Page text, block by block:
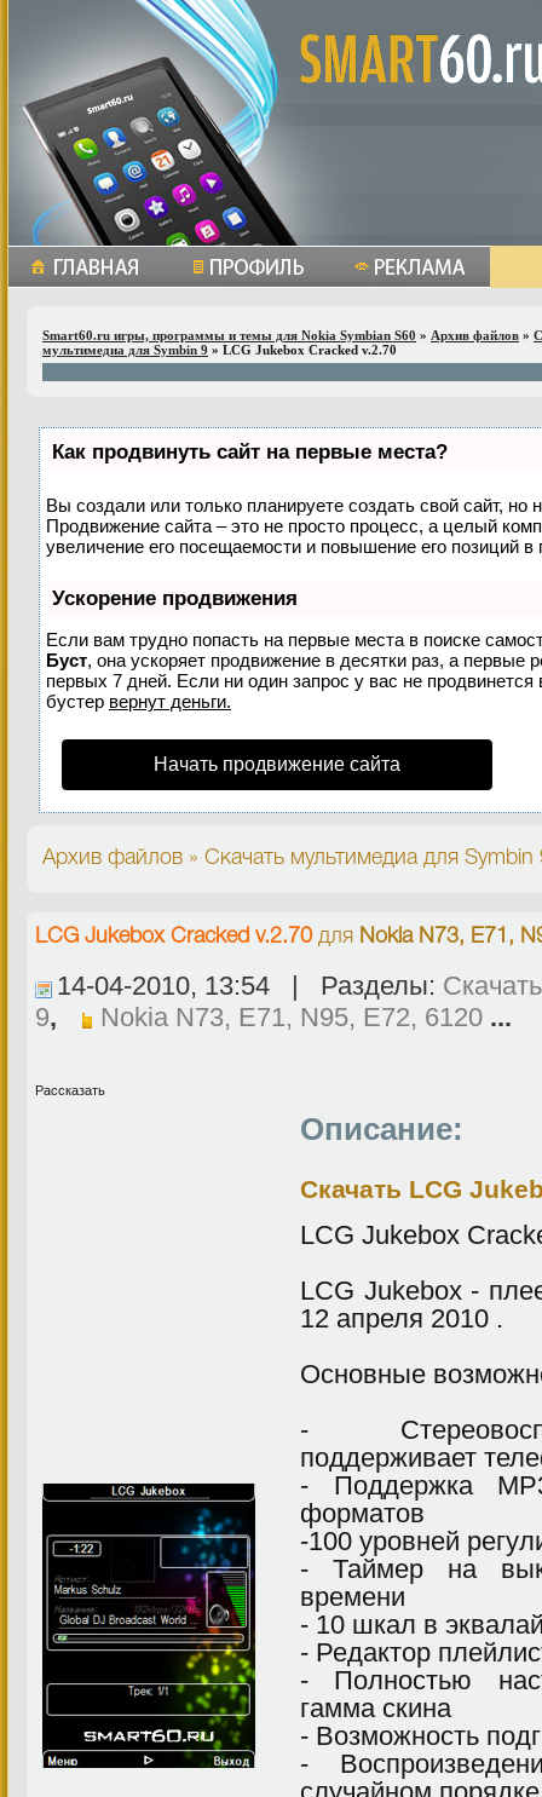
Smart60.ru игры, программы и темы для Nokia Symbian S60 » Архив файлов »
мультимедиа для Symbin 9 » LCG Jukebox Cracked v.2.70
Как продвинуть сайт на первые места?
Вы создали или только планируете создать свой сайт, но
Продвижение сайта – это не просто процесс, а целый
увеличение его посещаемости и повышение его позиций в
Ускорение продвижения
Если вам трудно попасть на первые места в поиске
Буст, она ускоряет продвижение в десятки раз, а первые
первых 7 дней. Если ни один запрос у вас не
бустер вернут деньги.
Начать продвижение сайта
Архив файлов » Скачать мультимедиа для Symbin
LCG Jukebox Cracked v.2.70для Nokia N73, E71,
14-04-2010, 13:54 | Разделы:
9, Nokia N73, E71, N95, E72, 6120 ...
Рассказать
Описание:
Скачать LCG
LCG Jukebox
LCG Jukebox -
12 апреля 2010 .
Основные
-
поддерживает
- Поддержка
форматов
-100 уровней
- Таймер на
времени
- 10 шкал в
- Редактор
- Полностью
гамма скина
- Возможность
-